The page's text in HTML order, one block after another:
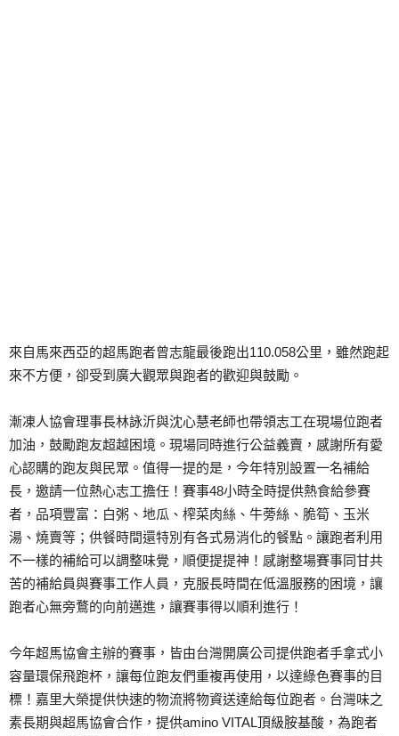
來自馬來西亞的超馬跑者曾志龍最後跑出110.058公里，雖然跑起
來不方便，卻受到廣大觀眾與跑者的歡迎與鼓勵。
漸凍人協會理事長林詠沂與沈心慧老師也帶領志工在現場位跑者
加油，鼓勵跑友超越困境。現場同時進行公益義賣，感謝所有愛
心認購的跑友與民眾。值得一提的是，今年特別設置一名補給
長，邀請一位熱心志工擔任！賽事48小時全時提供熱食給參賽
者，品項豐富：白粥、地瓜、榨菜肉絲、牛蒡絲、脆筍、玉米
湯、燒賣等；供餐時間還特別有各式易消化的餐點。讓跑者利用
不一樣的補給可以調整味覺，順便提提神！感謝整場賽事同甘共
苦的補給員與賽事工作人員，克服長時間在低溫服務的困境，讓
跑者心無旁鶩的向前邁進，讓賽事得以順利進行！
今年超馬協會主辦的賽事，皆由台灣開廣公司提供跑者手拿式小
容量環保飛跑杯，讓每位跑友們重複再使用，以達綠色賽事的目
標！嘉里大榮提供快速的物流將物資送達給每位跑者。台灣味之
素長期與超馬協會合作，提供amino VITAL頂級胺基酸，為跑者